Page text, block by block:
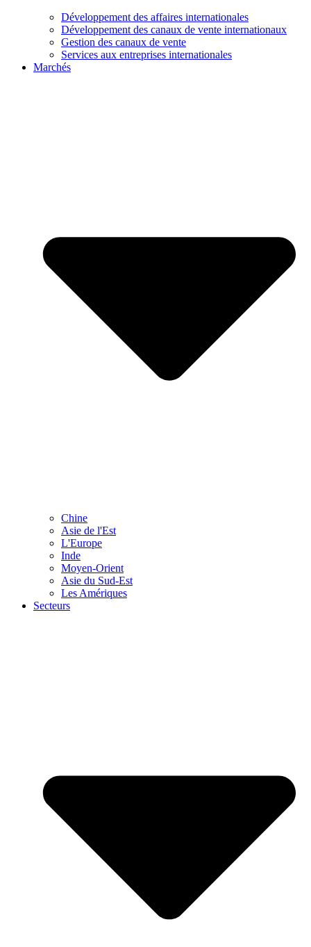
Développement des affaires internationales
Développement des canaux de vente internationaux
Gestion des canaux de vente
Services aux entreprises internationales
Marchés
Chine
Asie de l'Est
L'Europe
Inde
Moyen-Orient
Asie du Sud-Est
Les Amériques
Secteurs